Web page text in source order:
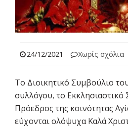
24/12/2021 Χωρίς σχόλια
Το Διοικητικό Συμβούλιο
συλλόγου, το Εκκλησιαστικό
Πρόεδρος της κοινότητας
εύχονται ολόψυχα Καλά